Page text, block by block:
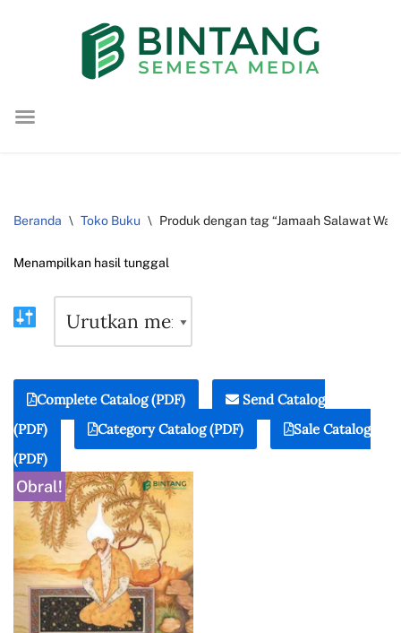
konten
Beranda \ Toko Buku \ Produk dengan tag “Jamaah Salawat
Menampilkan hasil tunggal
Complete Catalog (PDF)
Send Catalog
(PDF)
Category Catalog (PDF)
Sale Catalog
(PDF)
Obral!